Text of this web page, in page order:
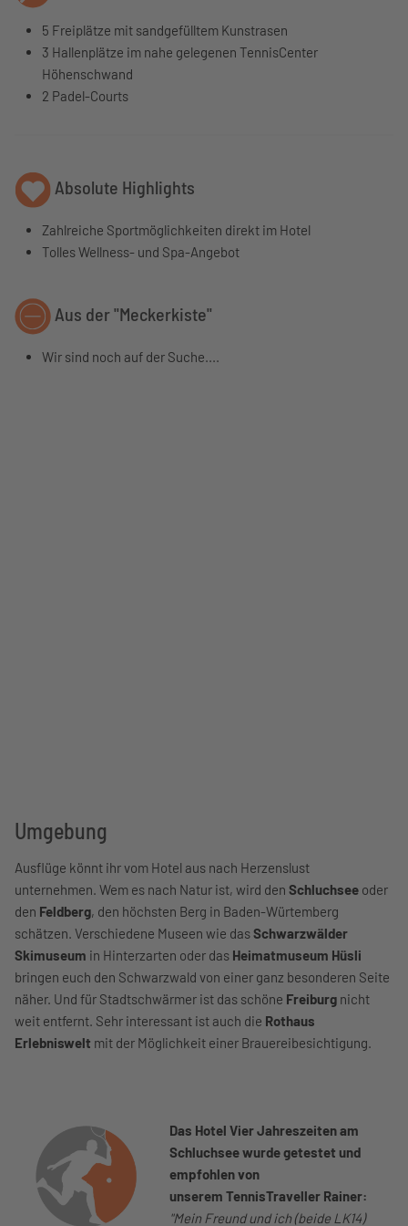
5 Freiplätze mit sandgefülltem Kunstrasen
3 Hallenplätze im nahe gelegenen TennisCenter
Höhenschwand
2 Padel-Courts
Absolute Highlights
Zahlreiche Sportmöglichkeiten direkt im Hotel
Tolles Wellness- und Spa-Angebot
Aus der "Meckerkiste"
Wir sind noch auf der Suche....
Umgebung
Ausflüge könnt ihr vom Hotel aus nach Herzenslust
unternehmen. Wem es nach Natur ist, wird den Schluchsee oder
den Feldberg, den höchsten Berg in Baden-Würtemberg
schätzen. Verschiedene Museen wie dasSchwarzwälder
Skimuseum in Hinterzarten oder das Heimatmuseum Hüsli
bringen euch den Schwarzwald von einer ganz besonderen Seite
näher. Und für Stadtschwärmer ist das schöne Freiburg nicht
weit entfernt. Sehr interessant ist auch die Rothaus
Erlebniswelt mit der Möglichkeit einer Brauereibesichtigung.
Das Hotel Vier Jahreszeiten am
Schluchsee wurde getestet und
empfohlen von
unserem TennisTraveller Rainer:
"Mein Freund und ich (beide LK14)